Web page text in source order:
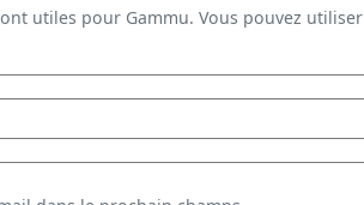
utiles pour Gammu. Vous pouvez utiliser